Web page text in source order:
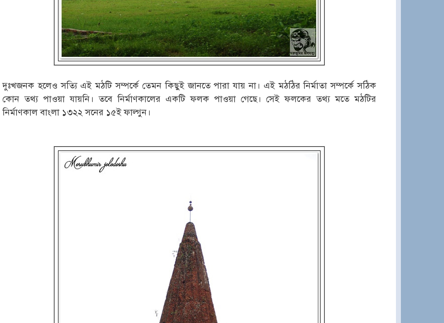
দুঃখজনক হলেও সত্যি এই মঠটি সম্পর্কে তেমন কিছুই জানতে পারা যায় না। এই মঠঠির নির্মাতা সম্পর্কে সঠিক
কোন তথ্য পাওয়া যায়নি। তবে নির্মাণকালের একটি ফলক পাওয়া গেছে। সেই ফলকের তথ্য মতে মঠটির
নির্মাণকাল বাংলা ১৩২২ সনের ১৫ই ফাল্গুন।